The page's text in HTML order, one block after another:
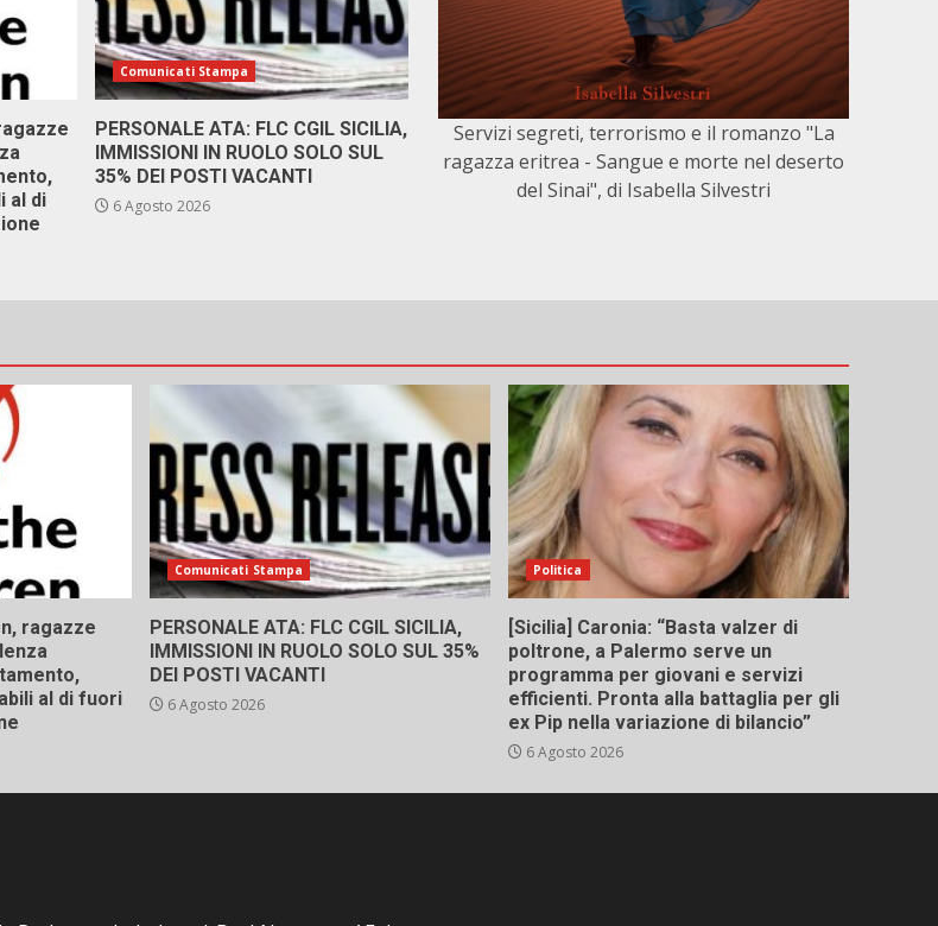
al di
Comunicati Stampa
PERSONALE ATA: FLC CGIL SICILIA,
IMMISSIONI IN RUOLO SOLO SUL
35% DEI POSTI VACANTI
6 Agosto 2026
Servizi segreti, terrorismo e il romanzo "La
ragazza eritrea - Sangue e morte nel deserto
del Sinai", di Isabella Silvestri
ragazze
al di fuori
Comunicati Stampa
PERSONALE ATA: FLC CGIL SICILIA,
IMMISSIONI IN RUOLO SOLO SUL 35%
DEI POSTI VACANTI
6 Agosto 2026
Politica
[Sicilia] Caronia: “Basta valzer di
poltrone, a Palermo serve un
programma per giovani e servizi
efficienti. Pronta alla battaglia per gli
ex Pip nella variazione di bilancio”
6 Agosto 2026